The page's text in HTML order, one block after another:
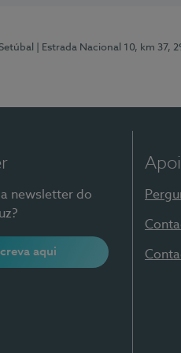
| Estrada Nacional 10, km 37,
newsletter do
aqui